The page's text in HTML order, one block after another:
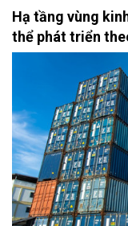
Hạ tầng vùng
thể phát triển